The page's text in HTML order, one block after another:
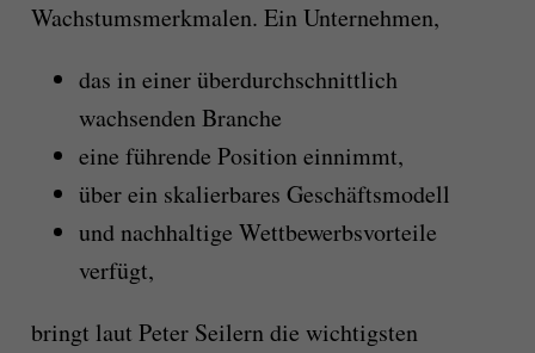
Wachstumsmerkmalen. Ein Unternehmen,
das in einer überdurchschnittlich
wachsenden Branche
eine führende Position einnimmt,
über ein skalierbares Geschäftsmodell
und nachhaltige Wettbewerbsvorteile
verfügt,
bringt laut Peter Seilern die wichtigsten